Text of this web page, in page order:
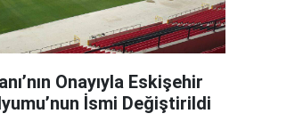
Onayıyla Eskişehir
İsmi Değiştirildi